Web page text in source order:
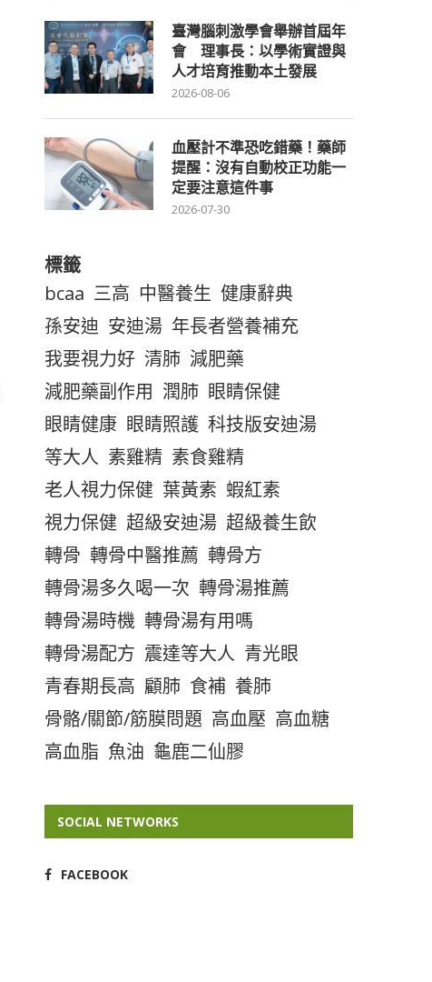
臺灣腦刺激學會舉辦首屆年
會 理事長：以學術實證與
人才培育推動本土發展
2026-08-06
血壓計不準恐吃錯藥！藥師
提醒：沒有自動校正功能一
定要注意這件事
2026-07-30
標籤
bcaa 三高 中醫養生 健康辭典
孫安迪 安迪湯 年長者營養補充
我要視力好 清肺 減肥藥
減肥藥副作用 潤肺 眼睛保健
眼睛健康 眼睛照護 科技版安迪湯
等大人 素雞精 素食雞精
老人視力保健 葉黃素 蝦紅素
視力保健 超級安迪湯 超級養生飲
轉骨 轉骨中醫推薦 轉骨方
轉骨湯多久喝一次 轉骨湯推薦
轉骨湯時機 轉骨湯有用嗎
轉骨湯配方 震達等大人 青光眼
青春期長高 顧肺 食補 養肺
骨骼/關節/筋膜問題 高血壓 高血糖
高血脂 魚油 龜鹿二仙膠
SOCIAL NETWORKS
FACEBOOK